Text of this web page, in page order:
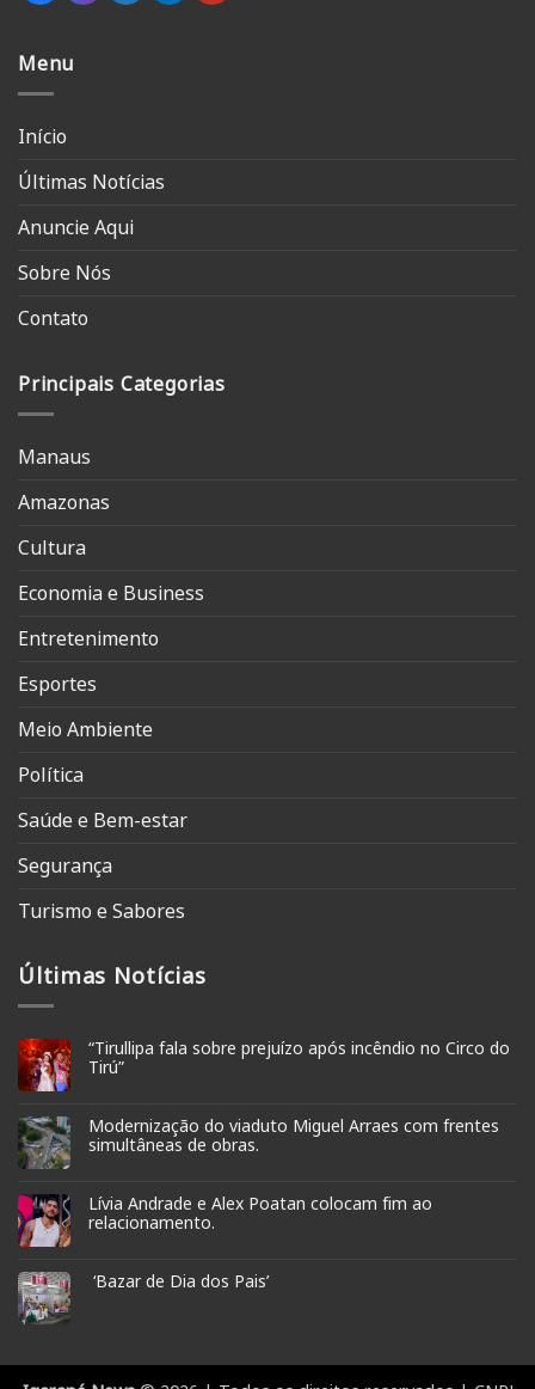
Menu
Início
Últimas Notícias
Anuncie Aqui
Sobre Nós
Contato
Principais Categorias
Manaus
Amazonas
Cultura
Economia e Business
Entretenimento
Esportes
Meio Ambiente
Política
Saúde e Bem-estar
Segurança
Turismo e Sabores
Últimas Notícias
“Tirullipa fala sobre prejuízo após incêndio no Circo do
Tirú”
Modernização do viaduto Miguel Arraes com frentes
simultâneas de obras.
Lívia Andrade e Alex Poatan colocam fim ao
relacionamento.
‘Bazar de Dia dos Pais’